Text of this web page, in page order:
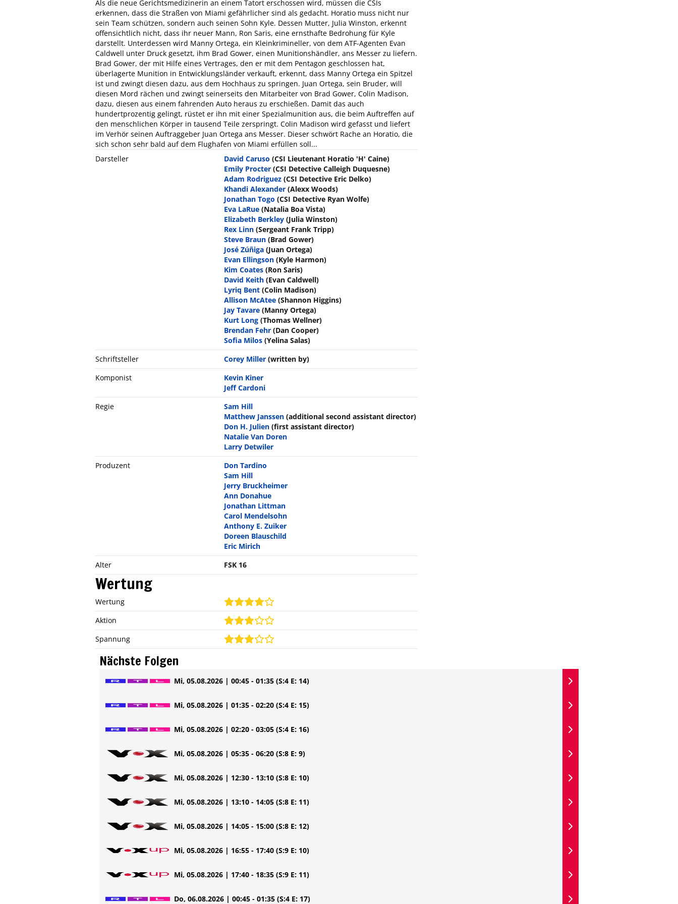
Als die neue Gerichtsmedizinerin an einem Tatort erschossen wird, müssen die CSIs
erkennen, dass die Straßen von Miami gefährlicher sind als gedacht. Horatio muss nicht nur
sein Team schützen, sondern auch seinen Sohn Kyle. Dessen Mutter, Julia Winston, erkennt
offensichtlich nicht, dass ihr neuer Mann, Ron Saris, eine ernsthafte Bedrohung für Kyle
darstellt. Unterdessen wird Manny Ortega, ein Kleinkrimineller, von dem ATF-Agenten Evan
Caldwell unter Druck gesetzt, ihm Brad Gower, einen Munitionshändler, ans Messer zu liefern.
Brad Gower, der mit Hilfe eines Vertrages, den er mit dem Pentagon geschlossen hat,
überlagerte Munition in Entwicklungsländer verkauft, erkennt, dass Manny Ortega ein Spitzel
ist und zwingt diesen dazu, aus dem Hochhaus zu springen. Juan Ortega, sein Bruder, will
diesen Mord rächen und zwingt seinerseits den Mitarbeiter von Brad Gower, Colin Madison,
dazu, diesen aus einem fahrenden Auto heraus zu erschießen. Damit das auch
hundertprozentig gelingt, rüstet er ihn mit einer Spezialmunition aus, die beim Auftreffen auf
den menschlichen Körper in tausend Teile zerspringt. Colin Madison wird gefasst und liefert
im Verhör seinen Auftraggeber Juan Ortega ans Messer. Dieser schwört Rache an Horatio, die
sich schon sehr bald auf dem Flughafen von Miami erfüllen soll...
Darsteller
David Caruso (CSI Lieutenant Horatio 'H' Caine)
Emily Procter (CSI Detective Calleigh Duquesne)
Adam Rodriguez (CSI Detective Eric Delko)
Khandi Alexander (Alexx Woods)
Jonathan Togo (CSI Detective Ryan Wolfe)
Eva LaRue (Natalia Boa Vista)
Elizabeth Berkley (Julia Winston)
Rex Linn (Sergeant Frank Tripp)
Steve Braun (Brad Gower)
José Zúñiga (Juan Ortega)
Evan Ellingson (Kyle Harmon)
Kim Coates (Ron Saris)
David Keith (Evan Caldwell)
Lyriq Bent (Colin Madison)
Allison McAtee (Shannon Higgins)
Jay Tavare (Manny Ortega)
Kurt Long (Thomas Wellner)
Brendan Fehr (Dan Cooper)
Sofia Milos (Yelina Salas)
Schriftsteller
Corey Miller (written by)
Komponist
Kevin Kiner
Jeff Cardoni
Regie
Sam Hill
Matthew Janssen (additional second assistant director)
Don H. Julien (first assistant director)
Natalie Van Doren
Larry Detwiler
Produzent
Don Tardino
Sam Hill
Jerry Bruckheimer
Ann Donahue
Jonathan Littman
Carol Mendelsohn
Anthony E. Zuiker
Doreen Blauschild
Eric Mirich
Alter
FSK 16
Wertung
Wertung
Aktion
Spannung
Nächste Folgen
Mi, 05.08.2026 | 00:45 - 01:35 (S:4 E: 14)
Mi, 05.08.2026 | 01:35 - 02:20 (S:4 E: 15)
Mi, 05.08.2026 | 02:20 - 03:05 (S:4 E: 16)
Mi, 05.08.2026 | 05:35 - 06:20 (S:8 E: 9)
Mi, 05.08.2026 | 12:30 - 13:10 (S:8 E: 10)
Mi, 05.08.2026 | 13:10 - 14:05 (S:8 E: 11)
Mi, 05.08.2026 | 14:05 - 15:00 (S:8 E: 12)
Mi, 05.08.2026 | 16:55 - 17:40 (S:9 E: 10)
Mi, 05.08.2026 | 17:40 - 18:35 (S:9 E: 11)
Do, 06.08.2026 | 00:45 - 01:35 (S:4 E: 17)